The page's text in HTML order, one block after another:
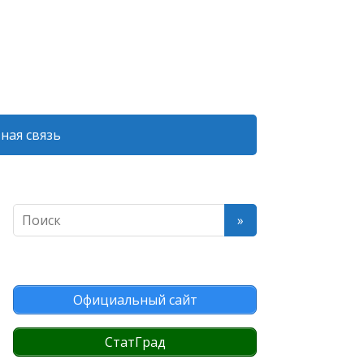
связь
Официальный сайт
СтатГрад